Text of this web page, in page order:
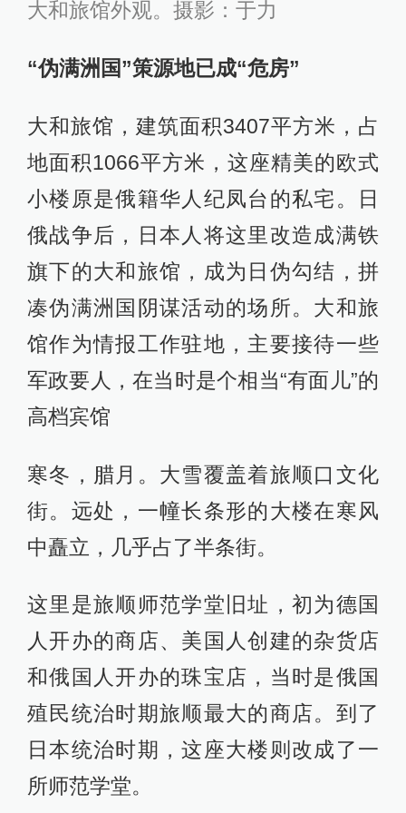
大和旅馆外观。摄影：于力
“伪满洲国”策源地已成“危房”
大和旅馆，建筑面积3407平方米，占
地面积1066平方米，这座精美的欧式
小楼原是俄籍华人纪凤台的私宅。日
俄战争后，日本人将这里改造成满铁
旗下的大和旅馆，成为日伪勾结，拼
凑伪满洲国阴谋活动的场所。大和旅
馆作为情报工作驻地，主要接待一些
军政要人，在当时是个相当“有面儿”的
高档宾馆
寒冬，腊月。大雪覆盖着旅顺口文化
街。远处，一幢长条形的大楼在寒风
中矗立，几乎占了半条街。
这里是旅顺师范学堂旧址，初为德国
人开办的商店、美国人创建的杂货店
和俄国人开办的珠宝店，当时是俄国
殖民统治时期旅顺最大的商店。到了
日本统治时期，这座大楼则改成了一
所师范学堂。